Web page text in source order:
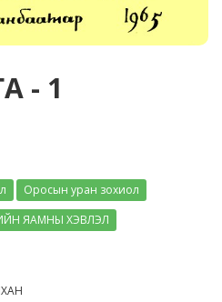
- 1
Оросын уран зохиол
ЯАМНЫ ХЭВЛЭЛ